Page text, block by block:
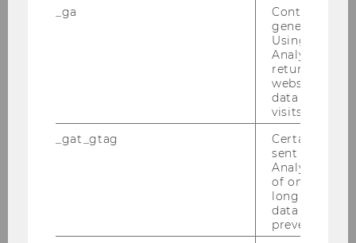
Not­wen­di­ge Kennt­nis­se und Qua­li­fi­ka­tio­nen:
Ab­ge­schlos­se­nes Dok­to­rats­stu­di­um mit volks­
Er­fah­run­gen in der Lehre an ter­tiä­ren Bil­
dungs­ein­rich­tun­gen (Uni­ver­si­tä­ten, Fach­hoch­
Er­wünsch­te Kennt­nis­se und Qua­li­fi­ka­tio­nen:
Er­fah­rung mit Lehre in den an­ge­spro­che­nen
Er­fah­rung in der Kon­zep­ti­on von Lehr­pro­gram­
_ga
Contains a
generated
Using this
Analytics can
returning
website and
data from
visits.
_gat_gtag
Certain data
sent to
Analytics a
of once per
long as it is
data
prevented.